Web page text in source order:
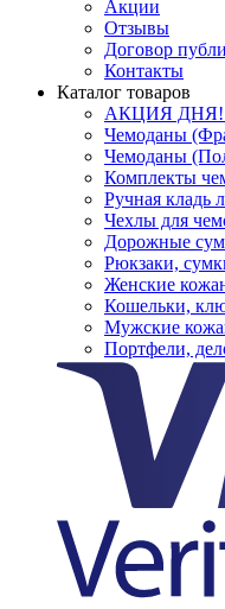
Акции
Отзывы
Договор
Контакты
Каталог товаров
АКЦИЯ ДНЯ!
Чемоданы
Чемоданы
Комплекты
Ручная кладь
Чехлы для
Дорожные
Рюкзаки,
Женские
Кошельки,
Мужские
Портфели,